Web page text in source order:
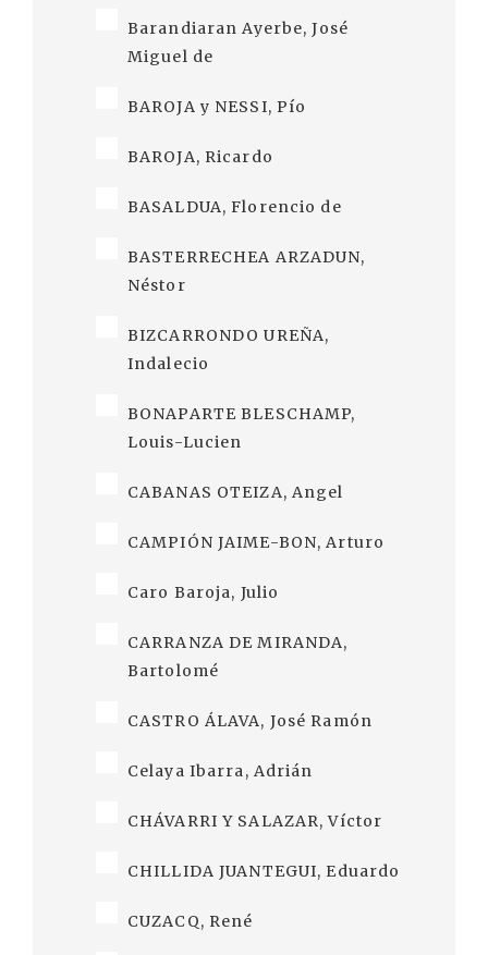
Barandiaran Ayerbe, José
Miguel de
BAROJA y NESSI, Pío
BAROJA, Ricardo
BASALDUA, Florencio de
BASTERRECHEA ARZADUN,
Néstor
BIZCARRONDO UREÑA,
Indalecio
BONAPARTE BLESCHAMP,
Louis-Lucien
CABANAS OTEIZA, Angel
CAMPIÓN JAIME-BON, Arturo
Caro Baroja, Julio
CARRANZA DE MIRANDA,
Bartolomé
CASTRO ÁLAVA, José Ramón
Celaya Ibarra, Adrián
CHÁVARRI Y SALAZAR, Víctor
CHILLIDA JUANTEGUI, Eduardo
CUZACQ, René